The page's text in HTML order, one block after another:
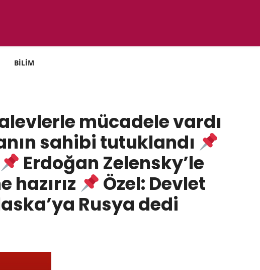
BİLİM
mücadele vardı
sahibi tutuklandı
Erdoğan Zelensky’le
Özel: Devlet
Rusya dedi